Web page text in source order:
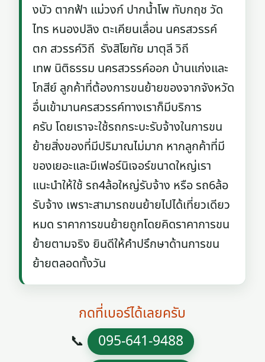
งบัว ตากฟ้า แม่วงก์ ปากน้ำโพ ทับกฤช วัด
ไทร หนองปลิง ตะเคียนเลื่อน นครสวรรค์
ตก สวรรค์วิถี รังสิโยทัย มาตุลี วิถี
เทพ นิติธรรม นครสวรรค์ออก บ้านแก่งและ
โกสีย์ ลูกค้าที่ต้องการขนย้ายของจากจังหวัด
อื่นเข้ามานครสวรรค์ทางเราก็มีบริการ
ครับ โดยเราจะใช้รถกระบะรับจ้างในการขน
ย้ายสิ่งของที่มีปริมาณไม่มาก หากลูกค้าที่มี
ของเยอะและมีเฟอร์นิเจอร์ขนาดใหญ่เรา
แนะนำให้ใช้ รถ4ล้อใหญ่รับจ้าง หรือ รถ6ล้อ
รับจ้าง เพราะสามารถขนย้ายไปได้เที่ยวเดียว
หมด ราคาการขนย้ายถูกโดยคิดราคาการขน
ย้ายตามจริง ยินดีให้คำปรึกษาด้านการขน
ย้ายตลอดทั้งวัน
กดที่เบอร์ได้เลยครับ
📞 095-641-9488